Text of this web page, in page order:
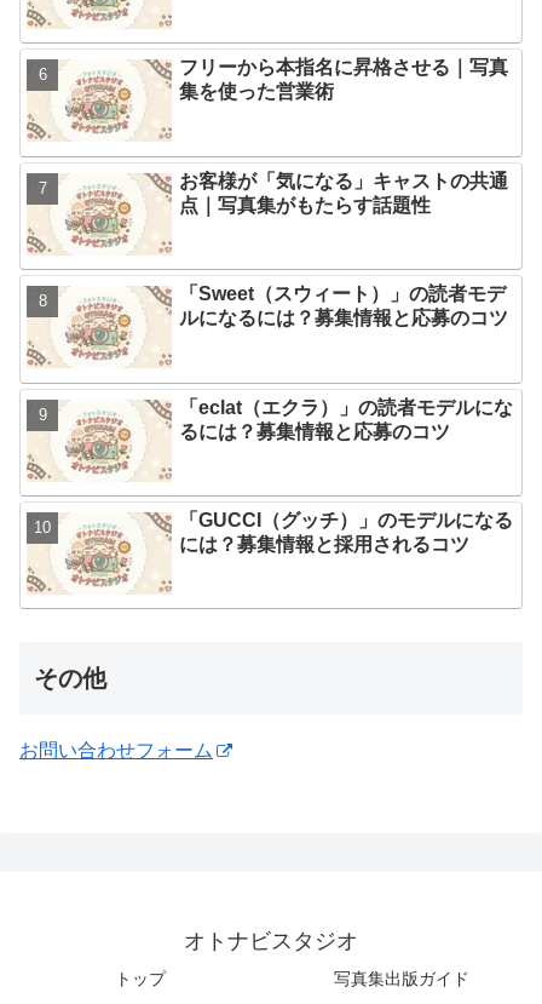
フリーから本指名に昇格させる｜写真
集を使った営業術
お客様が「気になる」キャストの共通
点｜写真集がもたらす話題性
「Sweet（スウィート）」の読者モデ
ルになるには？募集情報と応募のコツ
「eclat（エクラ）」の読者モデルにな
るには？募集情報と応募のコツ
「GUCCI（グッチ）」のモデルになる
には？募集情報と採用されるコツ
その他
お問い合わせフォーム
オトナビスタジオ
トップ 写真集出版ガイド